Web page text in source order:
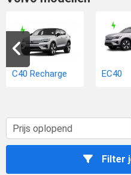
Bij het zoeken naar een Duitse
autowebsites zult u
wat dergelijke auto’s u rijklaar
gaan kosten. Wanneer u een
jonger zoekt hebben wij daar
prijs waar u rekening mee
andere Volvo in Duitsland op
C40 Recharge EC40
Filter